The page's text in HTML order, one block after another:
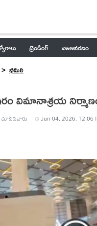
ట్రెండింగ్ వాతావరణం
భీమిలి
విమానాశ్రయ
చూసినవారు Jun 04, 2026, 12:06